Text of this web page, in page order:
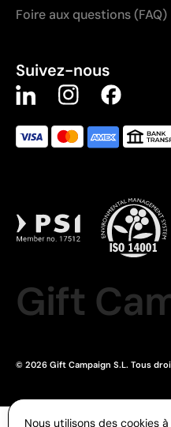
Foire aux questions (FAQ)
Suivez-nous
Gift
© 2026 Gift Campaign S.L. Tous
Nous utilisons des cookies